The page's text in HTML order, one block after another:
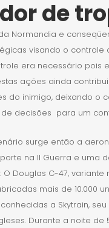
de
Normandia e
visando o
era necessário
ações ainda
do inimigo, deixando o
decisões para um
surge então a
na II Guerra e uma
O Douglas C-47,
mais de 10.000
a Skytrain,
Durante a noite